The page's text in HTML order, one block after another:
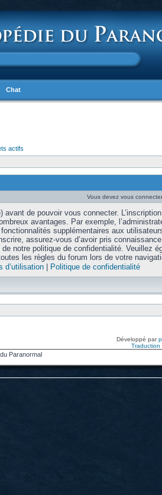
Chat
actifs
Vous devez vous
avant de pouvoir vous connecter.
avantages. Par exemple,
supplémentaires aux
assurez-vous d’avoir pris
notre politique de confidentialité. Veuillez
les règles du forum lors de votre
d’utilisation| Politique de confidentialité
Développé par
Traduction
Paranormal